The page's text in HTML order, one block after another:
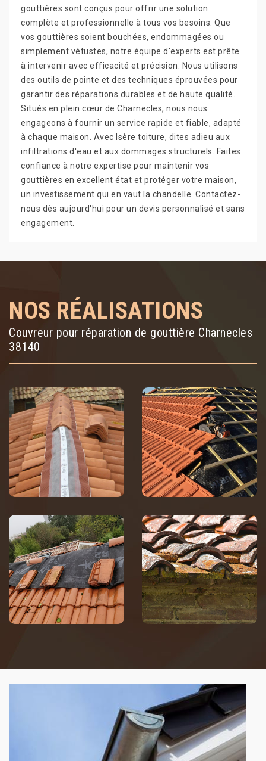
gouttières sont conçus pour offrir une solution
complète et professionnelle à tous vos besoins. Que
vos gouttières soient bouchées, endommagées ou
simplement vétustes, notre équipe d'experts est prête
à intervenir avec efficacité et précision. Nous utilisons
des outils de pointe et des techniques éprouvées pour
garantir des réparations durables et de haute qualité.
Situés en plein cœur de Charnecles, nous nous
engageons à fournir un service rapide et fiable, adapté
à chaque maison. Avec Isère toiture, dites adieu aux
infiltrations d'eau et aux dommages structurels. Faites
confiance à notre expertise pour maintenir vos
gouttières en excellent état et protéger votre maison,
un investissement qui en vaut la chandelle. Contactez-
nous dès aujourd'hui pour un devis personnalisé et sans
engagement.
NOS RÉALISATIONS
Couvreur pour réparation de gouttière Charnecles
38140